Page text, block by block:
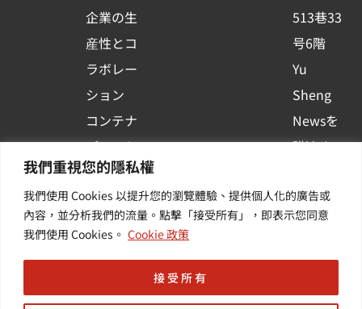
我們重視您的隱私權
我們使用 Cookies 以提升您的瀏覽體驗、提供個人化的廣告或
內容，並分析我們的流量。點擊「接受所有」，即表示您同意
我們使用 Cookies。 Cookie 政策
接受所有
企業の生
産性とコ
ラボレー
ション
コンテナ
プラット
フォーム
活用
その他・
a
r
e
513巷33
号6階
Yu
Sheng
Newsを
購読する
イベント
や業界情